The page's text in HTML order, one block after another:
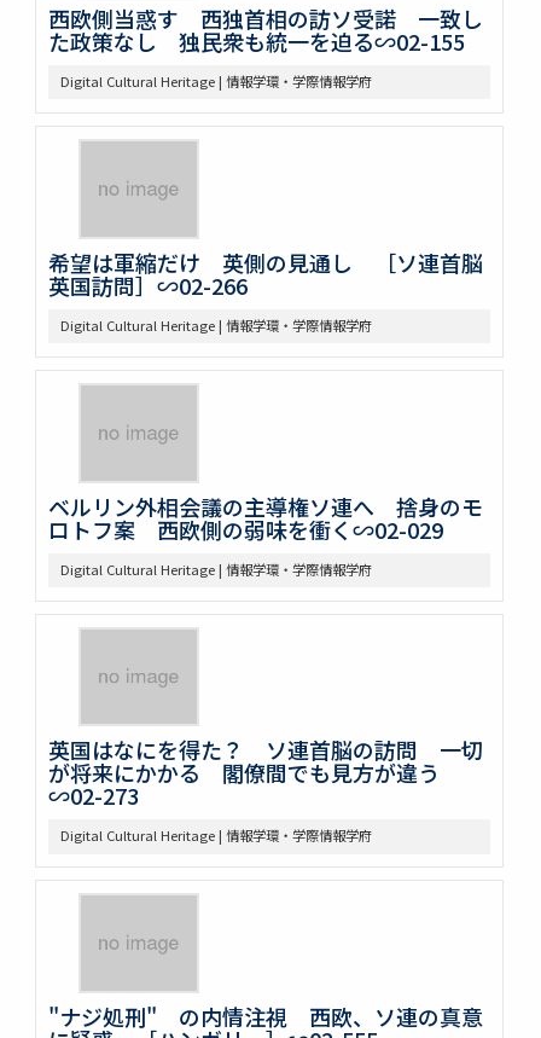
西欧側当惑す 西独首相の訪ソ受諾 一致し
た政策なし 独民衆も統一を迫る∽02-155
Digital Cultural Heritage | 情報学環・学際情報学府
希望は軍縮だけ 英側の見通し ［ソ連首脳
英国訪問］∽02-266
Digital Cultural Heritage | 情報学環・学際情報学府
ベルリン外相会議の主導権ソ連へ 捨身のモ
ロトフ案 西欧側の弱味を衝く∽02-029
Digital Cultural Heritage | 情報学環・学際情報学府
英国はなにを得た？ ソ連首脳の訪問 一切
が将来にかかる 閣僚間でも見方が違う
∽02-273
Digital Cultural Heritage | 情報学環・学際情報学府
"ナジ処刑" の内情注視 西欧、ソ連の真意